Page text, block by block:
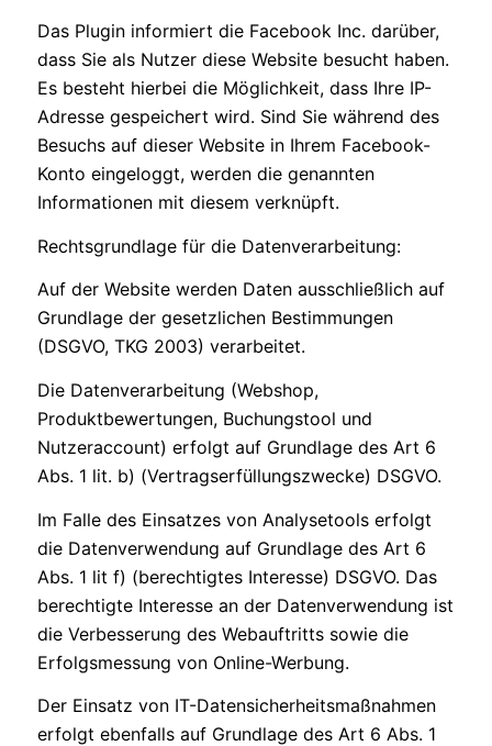
Das Plugin informiert die Facebook Inc. darüber,
dass Sie als Nutzer diese Website besucht haben.
Es besteht hierbei die Möglichkeit, dass Ihre IP-
Adresse gespeichert wird. Sind Sie während des
Besuchs auf dieser Website in Ihrem Facebook-
Konto eingeloggt, werden die genannten
Informationen mit diesem verknüpft.
Rechtsgrundlage für die Datenverarbeitung:
Auf der Website werden Daten ausschließlich auf
Grundlage der gesetzlichen Bestimmungen
(DSGVO, TKG 2003) verarbeitet.
Die Datenverarbeitung (Webshop,
Produktbewertungen, Buchungstool und
Nutzeraccount) erfolgt auf Grundlage des Art 6
Abs. 1 lit. b) (Vertragserfüllungszwecke) DSGVO.
Im Falle des Einsatzes von Analysetools erfolgt
die Datenverwendung auf Grundlage des Art 6
Abs. 1 lit f) (berechtigtes Interesse) DSGVO. Das
berechtigte Interesse an der Datenverwendung ist
die Verbesserung des Webauftritts sowie die
Erfolgsmessung von Online-Werbung.
Der Einsatz von IT-Datensicherheitsmaßnahmen
erfolgt ebenfalls auf Grundlage des Art 6 Abs. 1